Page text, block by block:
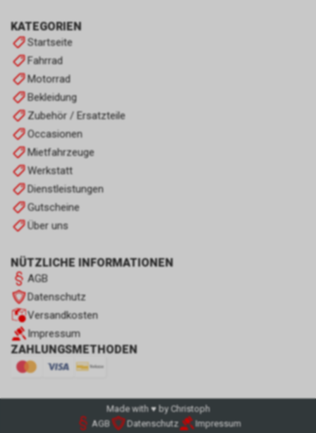
KATEGORIEN
Startseite
Fahrrad
Motorrad
Bekleidung
Zubehör / Ersatzteile
Occasionen
Mietfahrzeuge
Werkstatt
Dienstleistungen
Gutscheine
Über uns
NÜTZLICHE INFORMATIONEN
AGB
Datenschutz
Versandkosten
Impressum
ZAHLUNGSMETHODEN
Made with ♥ by Christoph
AGB
Datenschutz Impressum